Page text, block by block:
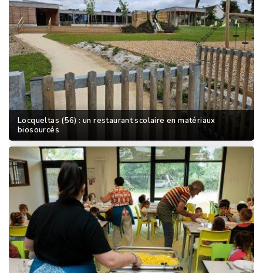
Locqueltas (56) : un restaurant scolaire en matériaux
biosourcés